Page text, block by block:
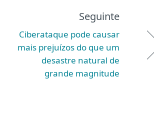
Seguinte
Ciberataque pode causar
mais prejuízos do que um
desastre natural de
grande magnitude